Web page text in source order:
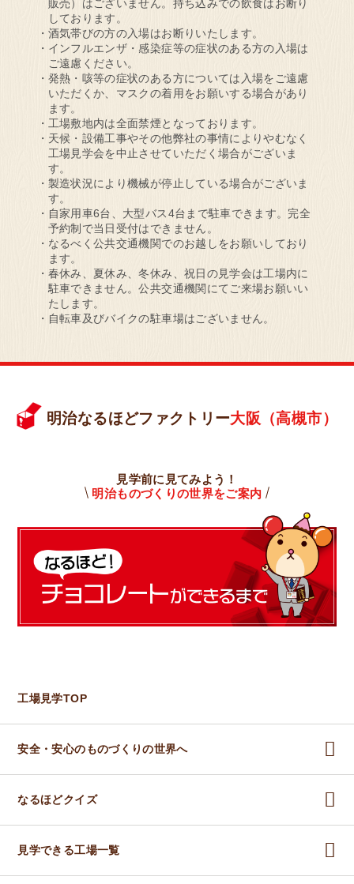
販売）はございません。持ち込みでの飲食はお断り
しております。
酒気帯びの方の入場はお断りいたします。
インフルエンザ・感染症等の症状のある方の入場は
ご遠慮ください。
発熱・咳等の症状のある方については入場をご遠慮
いただくか、マスクの着用をお願いする場合があり
ます。
工場敷地内は全面禁煙となっております。
天候・設備工事やその他弊社の事情によりやむなく
工場見学会を中止させていただく場合がございま
す。
製造状況により機械が停止している場合がございま
す。
自家用車6台、大型バス4台まで駐車できます。完全
予約制で当日受付はできません。
なるべく公共交通機関でのお越しをお願いしており
ます。
春休み、夏休み、冬休み、祝日の見学会は工場内に
駐車できません。公共交通機関にてご来場お願いい
たします。
自転車及びバイクの駐車場はございません。
明治なるほどファクトリー大阪（高槻市）
見学前に見てみよう！
明治ものづくりの世界をご案内
工場見学TOP
安全・安心のものづくりの世界へ
なるほどクイズ
見学できる工場一覧